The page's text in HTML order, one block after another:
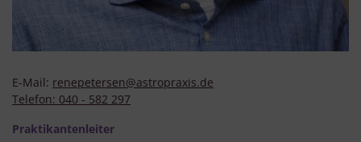
E-Mail: renepetersen@astropraxis.de
Telefon: 040 - 582 297
Praktikantenleiter